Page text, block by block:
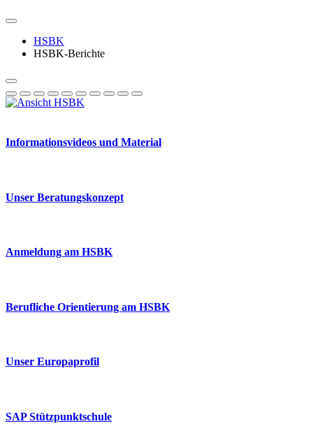
HSBK
HSBK-Berichte
Informationsvideos und Material
Unser Beratungskonzept
Anmeldung am HSBK
Berufliche Orientierung am HSBK
Unser Europaprofil
SAP Stützpunktschule